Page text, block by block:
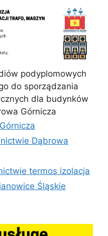
podyplomowych
do sporządzania
dla budynków
Górnicza
Dąbrowa
termos izolacja
Śląskie